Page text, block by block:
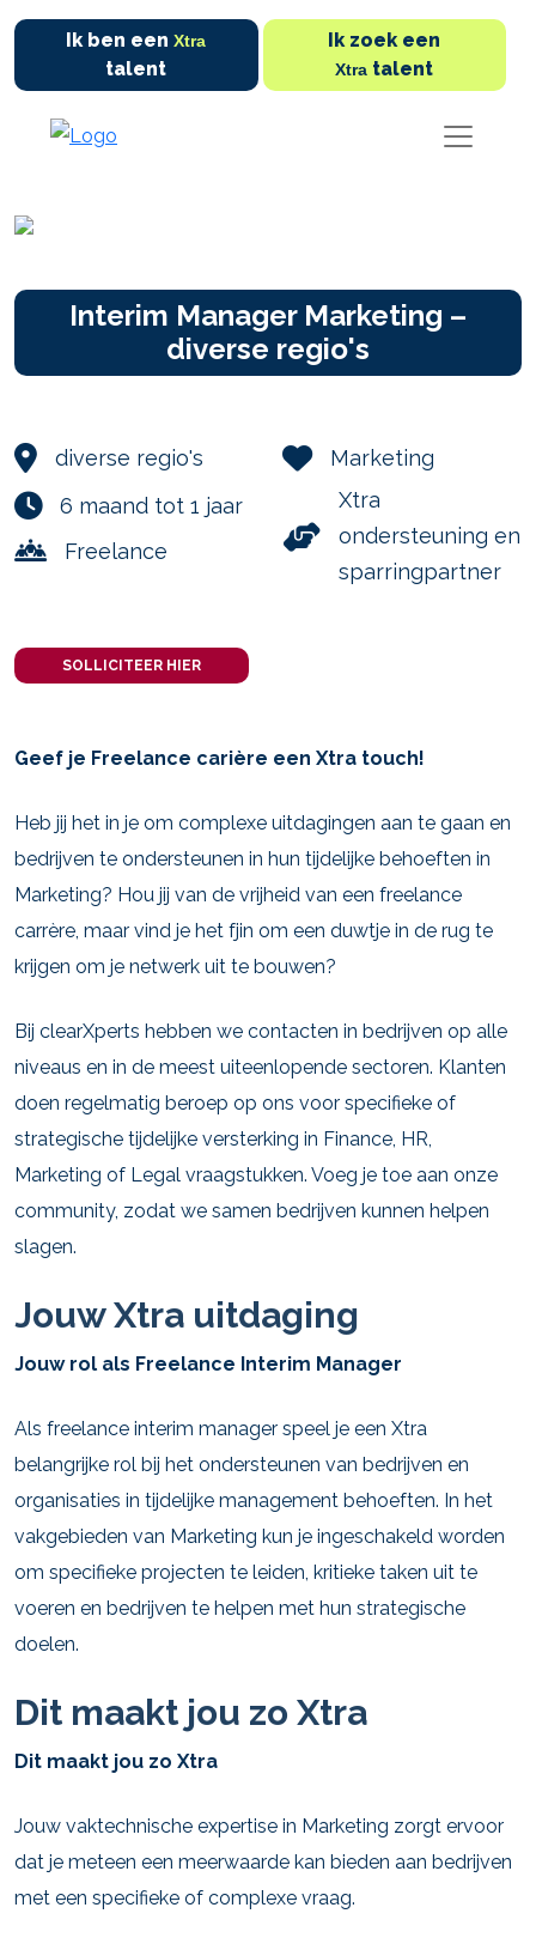
Ik ben eenXtra
talent
Ik zoek een
Xtra talent
Interim Manager Marketing –
diverse regio's
diverse regio's
6 maand tot 1 jaar
Freelance
Marketing
Xtra
ondersteuning en
sparringpartner
SOLLICITEER HIER
Geef je Freelance carière een Xtra touch!
Heb jij het in je om complexe uitdagingen aan te gaan en
bedrijven te ondersteunen in hun tijdelijke behoeften in
Marketing? Hou jij van de vrijheid van een freelance
carrère, maar vind je het fjin om een duwtje in de rug te
krijgen om je netwerk uit te bouwen?
Bij clearXperts hebben we contacten in bedrijven op alle
niveaus en in de meest uiteenlopende sectoren. Klanten
doen regelmatig beroep op ons voor specifieke of
strategische tijdelijke versterking in Finance, HR,
Marketing of Legal vraagstukken. Voeg je toe aan onze
community, zodat we samen bedrijven kunnen helpen
slagen.
Jouw Xtra uitdaging
Jouw rol als Freelance Interim Manager
Als freelance interim manager speel je een Xtra
belangrijke rol bij het ondersteunen van bedrijven en
organisaties in tijdelijke management behoeften. In het
vakgebieden van Marketing kun je ingeschakeld worden
om specifieke projecten te leiden, kritieke taken uit te
voeren en bedrijven te helpen met hun strategische
doelen.
Dit maakt jou zo Xtra
Dit maakt jou zo Xtra
Jouw vaktechnische expertise in Marketing zorgt ervoor
dat je meteen een meerwaarde kan bieden aan bedrijven
met een specifieke of complexe vraag.